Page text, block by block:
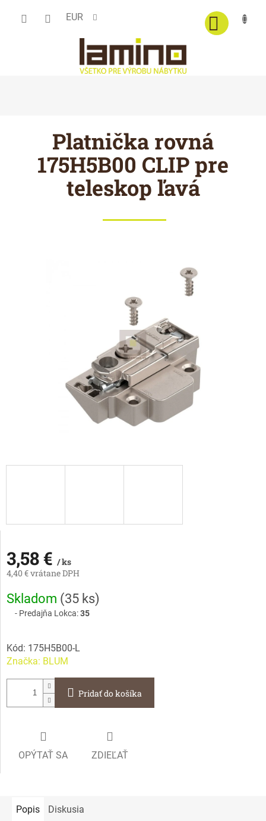
EUR
Platnička rovná
175H5B00 CLIP pre
teleskop ľavá
3,58 € / ks
4,40 € vrátane DPH
Jednotková
cena:
Skladom (35 ks)
Predajňa Lokca:35
Kód: 175H5B00-L
Značka: BLUM
Pridať do košíka
OPÝTAŤ SA ZDIEĽAŤ
Popis Diskusia